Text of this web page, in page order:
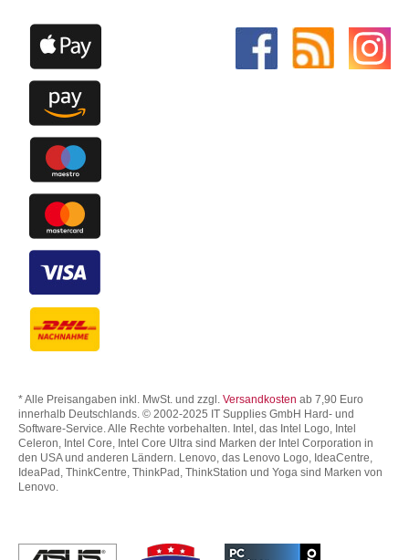
* Alle Preisangaben inkl. MwSt. und zzgl. Versandkosten ab 7,90 Euro
innerhalb Deutschlands. © 2002-2025 IT Supplies GmbH Hard- und
Software-Service. Alle Rechte vorbehalten. Intel, das Intel Logo, Intel
Celeron, Intel Core, Intel Core Ultra sind Marken der Intel Corporation in
den USA und anderen Ländern. Lenovo, das Lenovo Logo, IdeaCentre,
IdeaPad, ThinkCentre, ThinkPad, ThinkStation und Yoga sind Marken von
Lenovo.